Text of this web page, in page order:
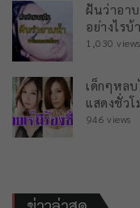
ฝันว่าอา
อย่างไรบ้
1,030 views
เด็กๆหลบ
แสดงชั่ว
946 views